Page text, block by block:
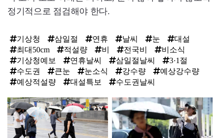
정기적으로 점검해야 한다.
기상청 삼일절 연휴 날씨 눈
대설
최대50cm
적설량 비 전국비
비소식
기상청예보
연휴날씨 삼일절날씨
3·1절
수도권
큰눈 눈소식 강수량
예상강수량
예상적설량
대설특보 수도권날씨
탑
라
인